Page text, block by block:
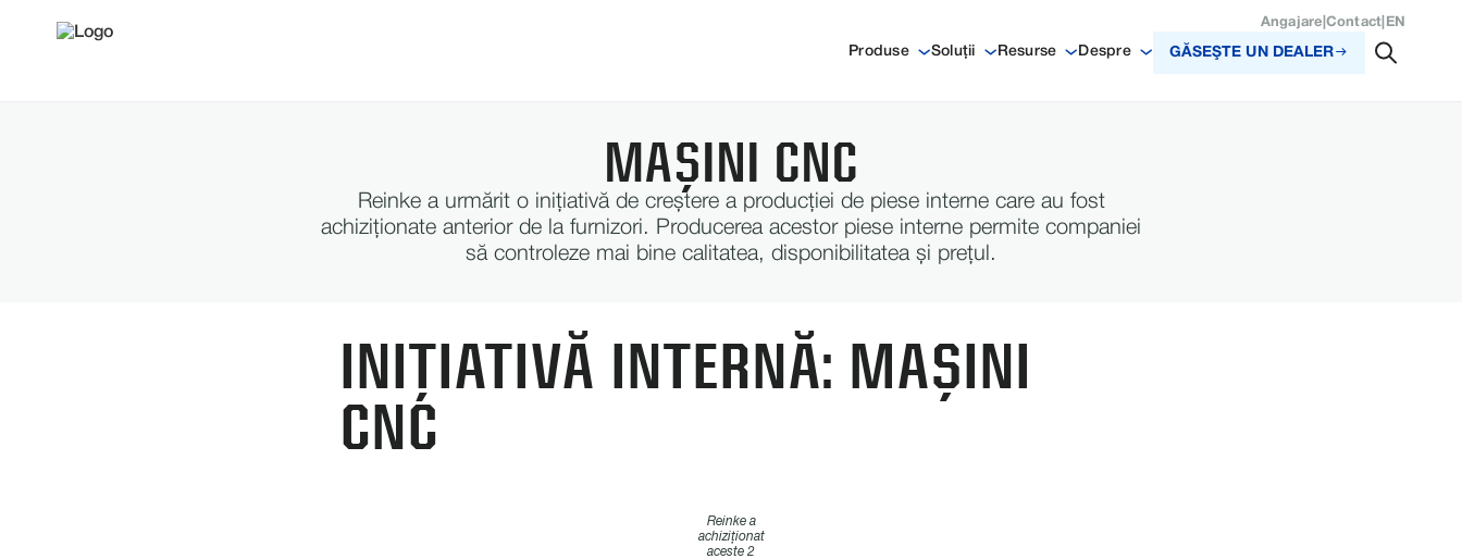
Angajare Contact EN
Produse Soluții Resurse Despre GĂSEŞTE UN DEALER
MAȘINI CNC
Reinke a urmărit o inițiativă de creștere a producției de piese interne care au fost
achiziționate anterior de la furnizori. Producerea acestor piese interne permite companiei
să controleze mai bine calitatea, disponibilitatea și prețul.
INIȚIATIVĂ INTERNĂ: MAȘINI
CNC
Reinke a
achiziționat
aceste 2